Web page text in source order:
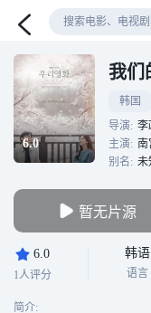
6.0
我们
韩国
导演: 李
主演: 南
别名: 未
暂无片源
6.0
1人评分
韩语
语言
简介: